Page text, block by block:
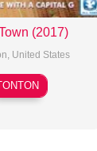
(2017)
United States
Evan
Tramel